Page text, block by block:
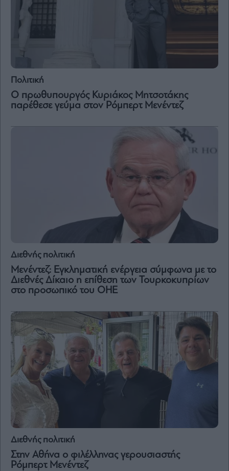
Terms
Service
apply.
Πολιτική
Ο πρωθυπουργός Κυριάκος Μητσοτάκης
παρέθεσε γεύμα στον Ρόμπερτ Μενέντεζ
Διεθνής πολιτική
Μενέντεζ: Εγκληματική ενέργεια σύμφωνα με το
Διεθνές Δίκαιο η επίθεση των Τουρκοκυπρίων
στο προσωπικό του ΟΗΕ
Διεθνής πολιτική
Στην Αθήνα ο φιλέλληνας γερουσιαστής
Ρόμπερτ Μενέντεζ